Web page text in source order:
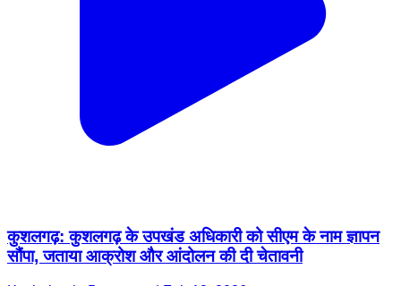
कुशलगढ़: कुशलगढ़ के उपखंड अधिकारी को सीएम के नाम ज्ञापन
सौंपा, जताया आक्रोश और आंदोलन की दी चेतावनी